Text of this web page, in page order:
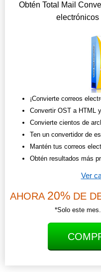
Obtén Total Mail
electrónicos
¡Convierte correos
Convertir OST a HTML
Convierte cientos de
Ten un convertidor de
Mantén tus correos
Obtén resultados más
Ver
AHORA 20% DE
*Solo este